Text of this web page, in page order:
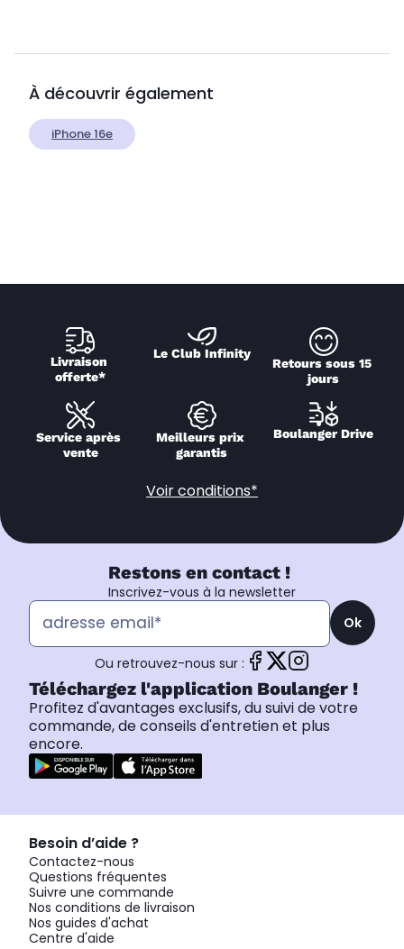
À découvrir également
iPhone 16e
Livraison
offerte*
Le Club Infinity
Retours sous 15
jours
Service après
vente
Meilleurs prix
garantis
Boulanger Drive
Voir conditions*
Restons en contact !
Inscrivez-vous à la newsletter
Ok
Ou retrouvez-nous sur :
Téléchargez l'application Boulanger !
Profitez d'avantages exclusifs, du suivi de votre
commande, de conseils d'entretien et plus
encore.
Besoin d’aide ?
Contactez-nous
Questions fréquentes
Suivre une commande
Nos conditions de livraison
Nos guides d'achat
Centre d'aide